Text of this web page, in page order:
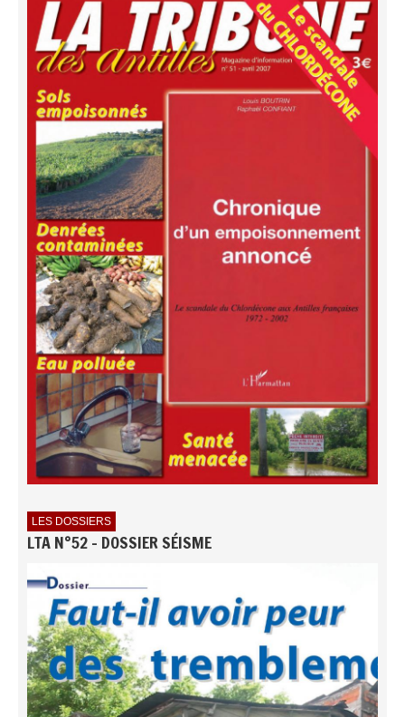
LES DOSSIERS
LTA N°52 - DOSSIER SÉISME